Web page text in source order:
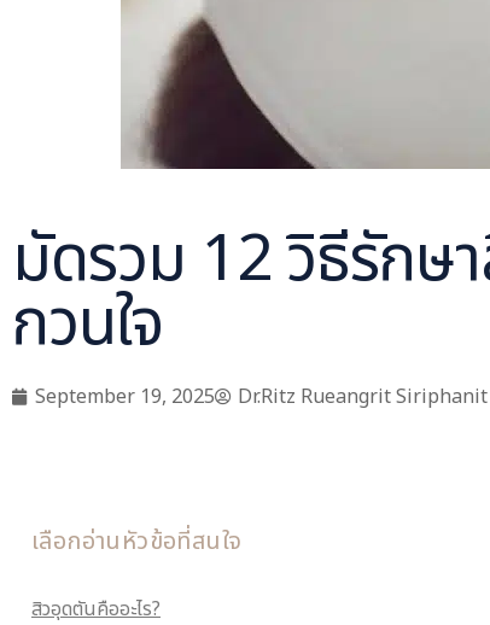
มัดรวม 12 วิธีรักษ
กวนใจ
September 19, 2025 Dr.Ritz Rueangrit Siriphanit
เลือกอ่านหัวข้อที่สนใจ
สิวอุดตันคืออะไร?